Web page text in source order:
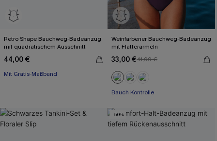
Retro Shape Bauchweg-Badeanzug
mit quadratischem Ausschnitt
44,00 €
Mit Gratis-Maßband
Weinfarbener Bauchweg-Badeanzug
mit Flatterärmeln
33,00 €41,00 €
Bauch Kontrolle
-50%